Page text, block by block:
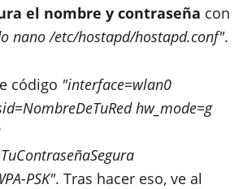
el nombre y contraseña con
nano /etc/hostapd/hostapd.conf".
código "interface=wlan0
hw_mode=g
PSK". Tras hacer eso, ve al